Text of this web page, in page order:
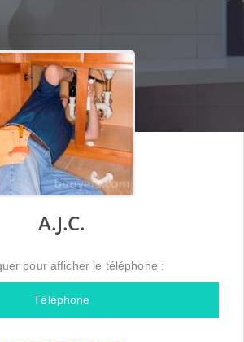
A.J.C.
pour afficher le téléphone :
Téléphone